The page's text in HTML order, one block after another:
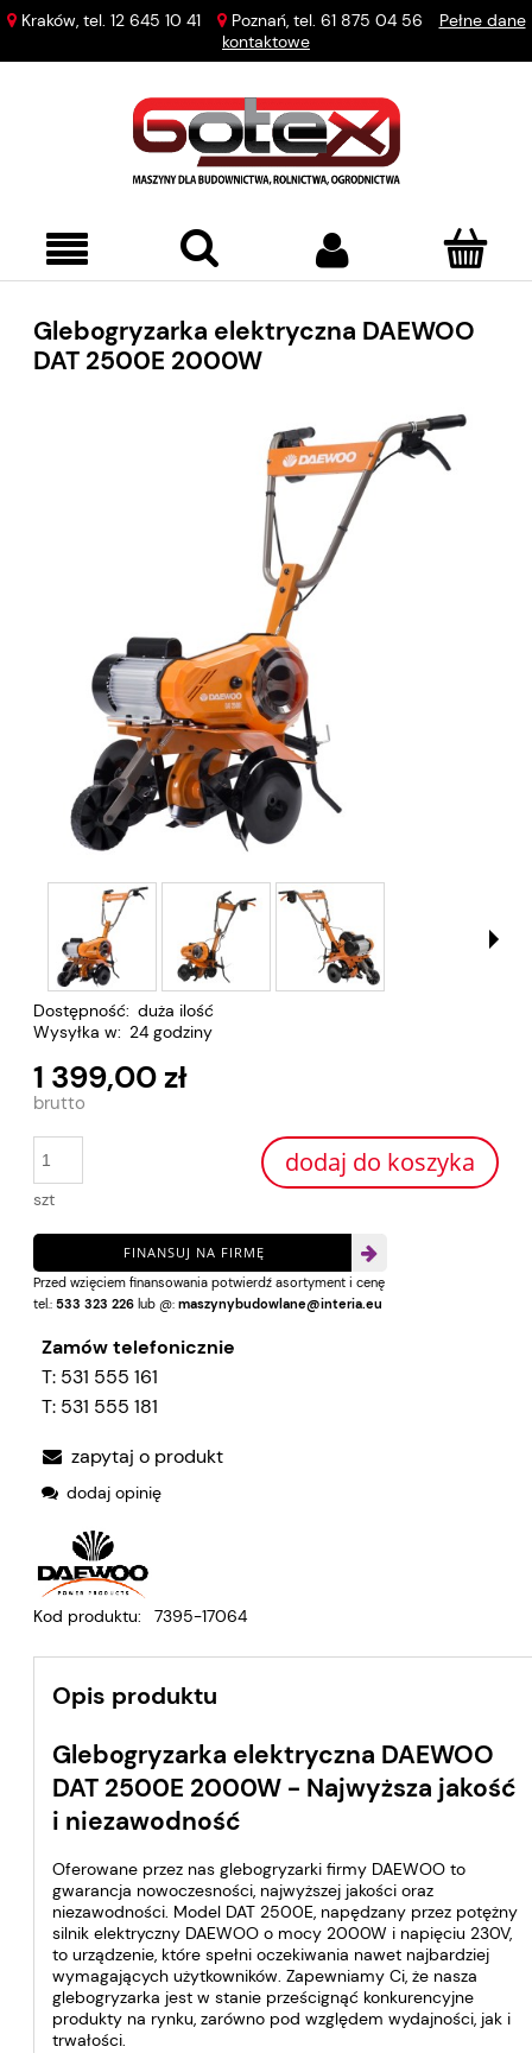
Kraków, tel. 12 645 10 41 Poznań, tel. 61 875 04 56
Pełne dane
kontaktowe
Glebogryzarka elektryczna DAEWOO
DAT 2500E 2000W
Dostępność: duża ilość
Wysyłka w: 24 godziny
1 399,00 zł
szt
dodaj do koszyka
FINANSUJ NA FIRMĘ
Przed wzięciem finansowania potwierdź asortyment i cenę
tel.: 533 323 226 lub @: maszynybudowlane@interia.eu
Zamów telefonicznie
T: 531 555 161
T: 531 555 181
zapytaj o produkt
dodaj opinię
Kod produktu: 7395-17064
Opis produktu
Glebogryzarka elektryczna DAEWOO
DAT 2500E 2000W - Najwyższa jakość
i niezawodność
Oferowane przez nas glebogryzarki firmy DAEWOO to
gwarancja nowoczesności, najwyższej jakości oraz
niezawodności. Model DAT 2500E, napędzany przez potężny
silnik elektryczny DAEWOO o mocy 2000W i napięciu 230V,
to urządzenie, które spełni oczekiwania nawet najbardziej
wymagających użytkowników. Zapewniamy Ci, że nasza
glebogryzarka jest w stanie prześcignąć konkurencyjne
produkty na rynku, zarówno pod względem wydajności, jak i
trwałości.